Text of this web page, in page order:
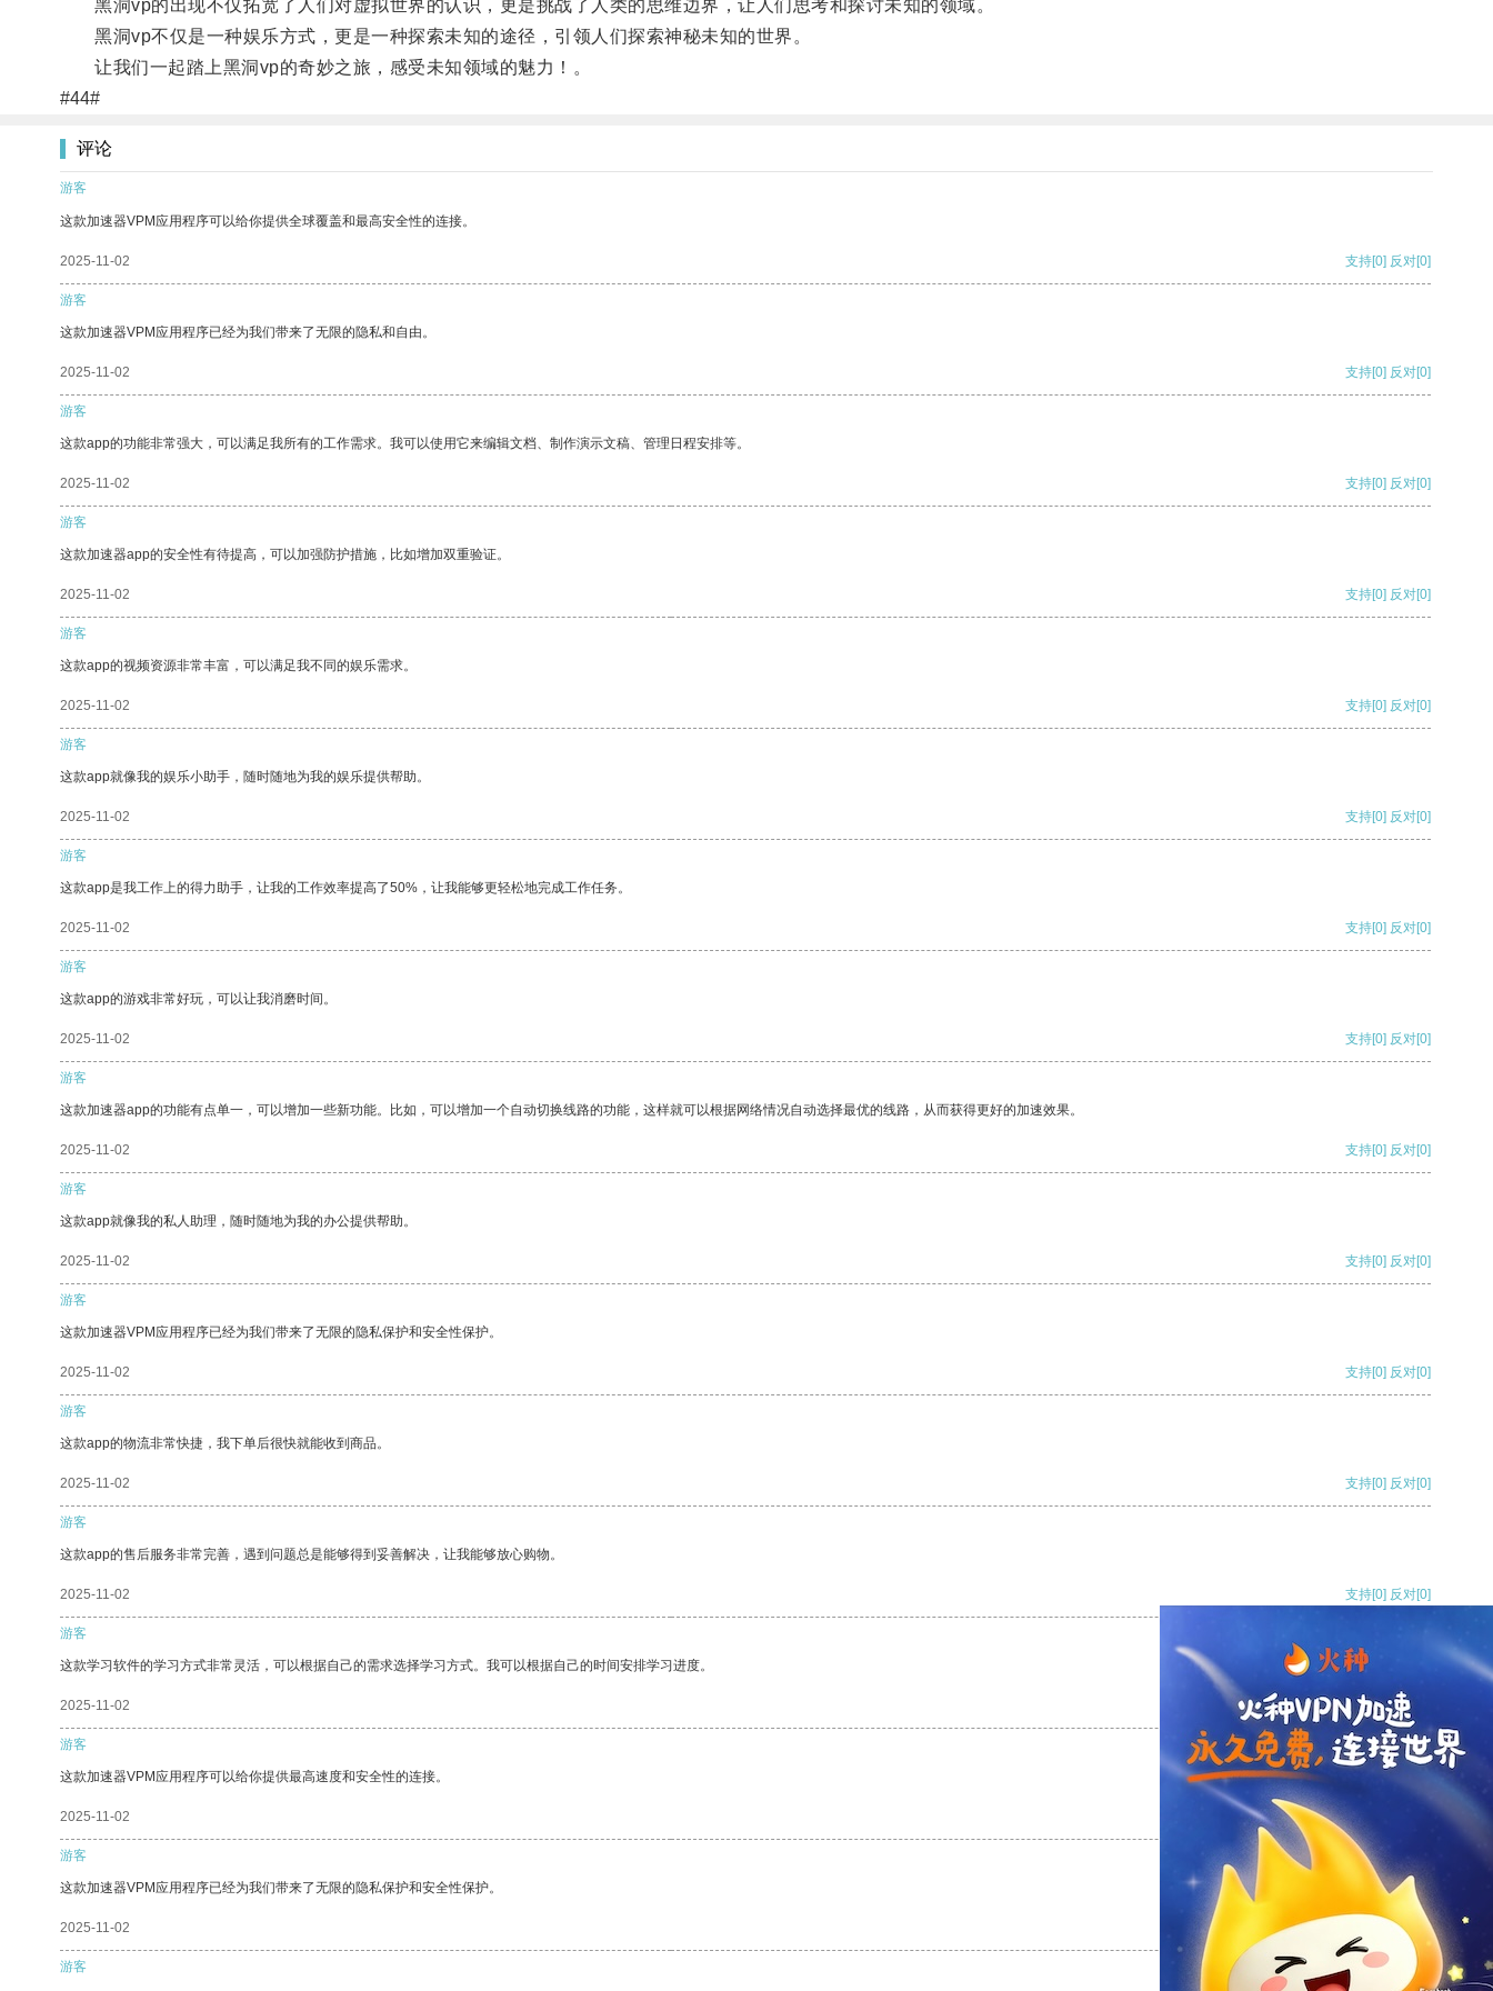
黑洞vp的出现不仅拓宽了人们对虚拟世界的认识，更是挑战了人类的思维边界，让人们思考和探讨未知的领域。
黑洞vp不仅是一种娱乐方式，更是一种探索未知的途径，引领人们探索神秘未知的世界。
让我们一起踏上黑洞vp的奇妙之旅，感受未知领域的魅力！。
#44#
评论
游客
这款加速器VPM应用程序可以给你提供全球覆盖和最高安全性的连接。
2025-11-02 支持[0] 反对[0]
游客
这款加速器VPM应用程序已经为我们带来了无限的隐私和自由。
2025-11-02 支持[0] 反对[0]
游客
这款app的功能非常强大，可以满足我所有的工作需求。我可以使用它来编辑文档、制作演示文稿、管理日程安排等。
2025-11-02 支持[0] 反对[0]
游客
这款加速器app的安全性有待提高，可以加强防护措施，比如增加双重验证。
2025-11-02 支持[0] 反对[0]
游客
这款app的视频资源非常丰富，可以满足我不同的娱乐需求。
2025-11-02 支持[0] 反对[0]
游客
这款app就像我的娱乐小助手，随时随地为我的娱乐提供帮助。
2025-11-02 支持[0] 反对[0]
游客
这款app是我工作上的得力助手，让我的工作效率提高了50%，让我能够更轻松地完成工作任务。
2025-11-02 支持[0] 反对[0]
游客
这款app的游戏非常好玩，可以让我消磨时间。
2025-11-02 支持[0] 反对[0]
游客
这款加速器app的功能有点单一，可以增加一些新功能。比如，可以增加一个自动切换线路的功能，这样就可以根据网络情况自动选择最优的线路，从而获得更好的加速效果。
2025-11-02 支持[0] 反对[0]
游客
这款app就像我的私人助理，随时随地为我的办公提供帮助。
2025-11-02 支持[0] 反对[0]
游客
这款加速器VPM应用程序已经为我们带来了无限的隐私保护和安全性保护。
2025-11-02 支持[0] 反对[0]
游客
这款app的物流非常快捷，我下单后很快就能收到商品。
2025-11-02 支持[0] 反对[0]
游客
这款app的售后服务非常完善，遇到问题总是能够得到妥善解决，让我能够放心购物。
2025-11-02 支持[0] 反对[0]
游客
这款学习软件的学习方式非常灵活，可以根据自己的需求选择学习方式。我可以根据自己的时间安排学习进度。
2025-11-02 支持[0] 反对
游客
这款加速器VPM应用程序可以给你提供最高速度和安全性的连接。
2025-11-02 支持
游客
这款加速器VPM应用程序已经为我们带来了无限的隐私保护和安全性保护。
2025-11-02 反对 [0]
游客